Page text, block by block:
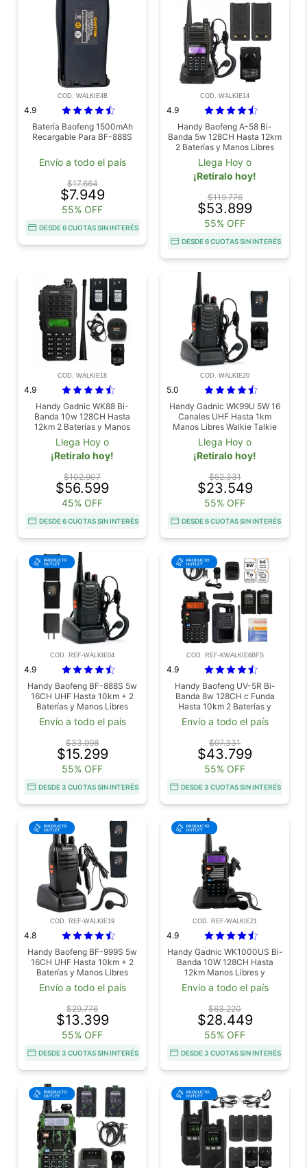
COD. WALKIE4B
4.9
Batería Baofeng 1500mAh
Recargable Para BF-888S
Envío a todo el país
$17.664
$7.949
55% OFF
DESDE 6 CUOTAS SIN INTERÉS
COD. WALKIE14
4.9
Handy Baofeng A-58 Bi-
Banda 5w 128CH Hasta 12km
2 Baterías y Manos Libres
Llega Hoy o
¡Retiralo hoy!
$119.776
$53.899
55% OFF
DESDE 6 CUOTAS SIN INTERÉS
COD. WALKIE18
4.9
Handy Gadnic WK88 Bi-
Banda 10w 128CH Hasta
12km 2 Baterías y Manos
Libres
Llega Hoy o
¡Retiralo hoy!
$102.907
$56.599
45% OFF
DESDE 6 CUOTAS SIN INTERÉS
COD. WALKIE20
5.0
Handy Gadnic WK99U 5W 16
Canales UHF Hasta 1km
Manos Libres Walkie Talkie
Llega Hoy o
¡Retiralo hoy!
$52.331
$23.549
55% OFF
DESDE 6 CUOTAS SIN INTERÉS
COD. REF-WALKIE04
4.9
Handy Baofeng BF-888S 5w
16CH UHF Hasta 10km + 2
Baterías y Manos Libres
Outlet
Envío a todo el país
$33.998
$15.299
55% OFF
DESDE 3 CUOTAS SIN INTERÉS
COD. REF-KWALKIE6BFS
4.9
Handy Baofeng UV-5R Bi-
Banda 8w 128CH c Funda
Hasta 10km 2 Baterías y
Manos Libres Outlet
Envío a todo el país
$97.331
$43.799
55% OFF
DESDE 3 CUOTAS SIN INTERÉS
COD. REF-WALKIE19
4.8
Handy Baofeng BF-999S 5w
16CH UHF Hasta 10km + 2
Baterías y Manos Libres
Outlet
Envío a todo el país
$29.776
$13.399
55% OFF
DESDE 3 CUOTAS SIN INTERÉS
COD. REF-WALKIE21
4.9
Handy Gadnic WK1000US Bi-
Banda 10W 128CH Hasta
12km Manos Libres y
Accesorios Outlet
Envío a todo el país
$63.220
$28.449
55% OFF
DESDE 3 CUOTAS SIN INTERÉS